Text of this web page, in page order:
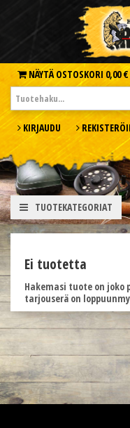
NÄYTÄ OSTOSKORI 0,00
KIRJAUDU
TUOTEKATEGORIAT
Ei tuotetta
Hakemasi tuote on
tarjouserä on